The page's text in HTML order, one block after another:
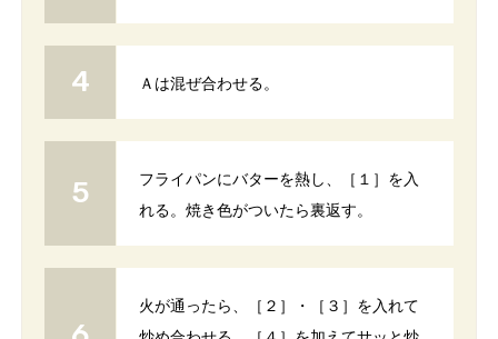
Ａは混ぜ合わせる。
フライパンにバターを熱し、［１］を入
れる。焼き色がついたら裏返す。
火が通ったら、［２］・［３］を入れて